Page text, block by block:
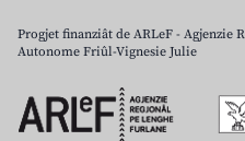
Progjet finanziât de ARLeF - Agjenzie
Autonome Friûl-Vignesie Julie